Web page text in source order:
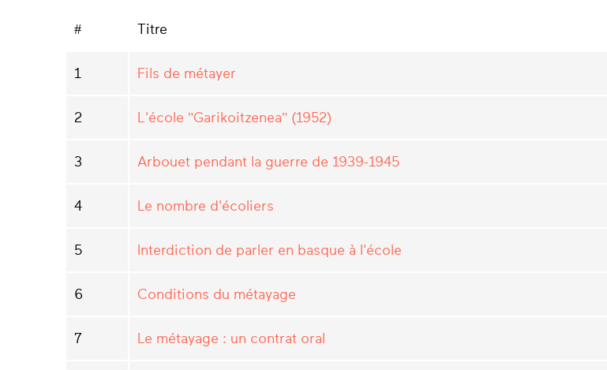
# Titre
1 Fils de métayer
2 L'école "Garikoitzenea" (1952)
3 Arbouet pendant la guerre de 1939-1945
4 Le nombre d'écoliers
5 Interdiction de parler en basque à l'école
6 Conditions du métayage
7 Le métayage : un contrat oral